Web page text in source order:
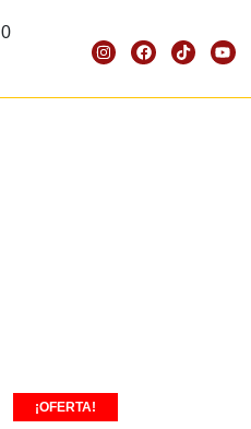
0
¡OFERTA!